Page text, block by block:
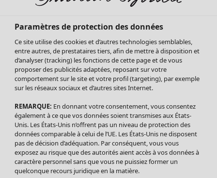
Soldes Vêtements
Tous les vêtements
Robes
Tuniques
Blouses
Tops
Gilets
Pantalon
Jupes
Paramètres de protection des données
Ce site utilise des cookies et d’autres technologies semblables,
entre autres, de prestataires tiers, afin de mettre à disposition et
d’analyser (tracking) les fonctions de cette page et de vous
proposer des publicités adaptées, reposant sur votre
comportement sur le site et votre profil (targeting), par exemple
sur les réseaux sociaux et d’autres sites Internet.
REMARQUE: En donnant votre consentement, vous consentez
également à ce que vos données soient transmises aux États-
Unis. Les États-Unis n’offrent pas un niveau de protection des
données comparable à celui de l’UE. Les États-Unis ne disposent
pas de décision d’adéquation. Par conséquent, vous vous
exposez au risque que des autorités aient accès à vos données à
caractère personnel sans que vous ne puissiez former un
quelconque recours juridique en la matière.